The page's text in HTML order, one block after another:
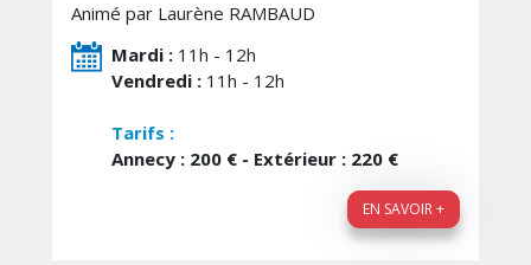
Animé par Laurène RAMBAUD
Mardi : 11h - 12h
Vendredi : 11h - 12h
Tarifs :
Annecy : 200 € - Extérieur : 220 €
EN SAVOIR +